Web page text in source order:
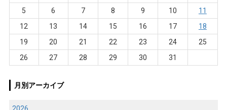
5
6 7 8 9 10
11
12
13 14 15 16 17
18
19
20 21 22 23 24
25
26
27 28 29 30 31
月別アーカイブ